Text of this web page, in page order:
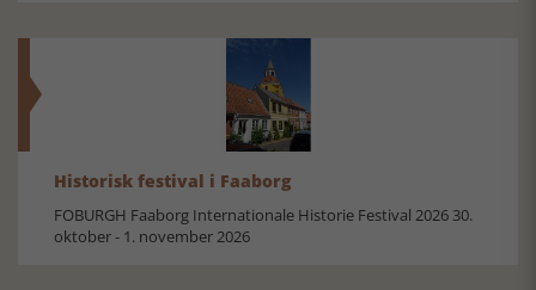
Historisk festival i Faaborg
FOBURGH Faaborg Internationale Historie Festival 2026 30.
oktober - 1. november 2026